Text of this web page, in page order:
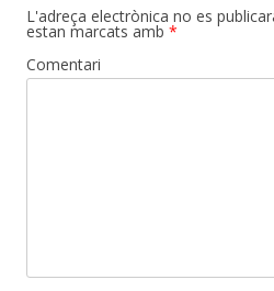
L'adreça electrònica no es
estan marcats amb *
Comentari